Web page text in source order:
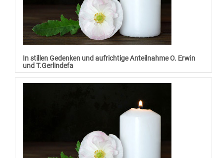
In stillen Gedenken und aufrichtige Anteilnahme O. Erwin
und T.Gerlindefa